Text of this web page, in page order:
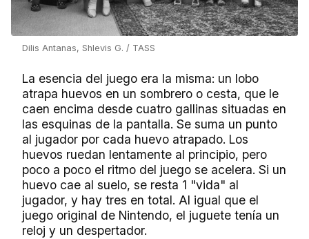
Dilis Antanas, Shlevis G. / TASS
La esencia del juego era la misma: un lobo
atrapa huevos en un sombrero o cesta, que le
caen encima desde cuatro gallinas situadas en
las esquinas de la pantalla. Se suma un punto
al jugador por cada huevo atrapado. Los
huevos ruedan lentamente al principio, pero
poco a poco el ritmo del juego se acelera. Si un
huevo cae al suelo, se resta 1 "vida" al
jugador, y hay tres en total. Al igual que el
juego original de Nintendo, el juguete tenía un
reloj y un despertador.